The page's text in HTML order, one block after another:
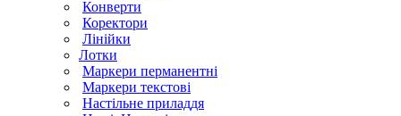
Конверти
Коректори
Лінійки
Лотки
Маркери перманентні
Маркери текстові
Настільне приладдя